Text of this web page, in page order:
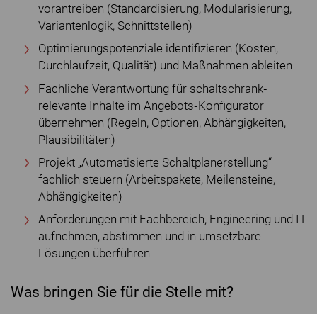
vorantreiben (Standardisierung, Modularisierung,
Variantenlogik, Schnittstellen)
Optimierungspotenziale identifizieren (Kosten,
Durchlaufzeit, Qualität) und Maßnahmen ableiten
Fachliche Verantwortung für schaltschrank‐
relevante Inhalte im Angebots‐Konfigurator
übernehmen (Regeln, Optionen, Abhängigkeiten,
Plausibilitäten)
Projekt „Automatisierte Schaltplanerstellung“
fachlich steuern (Arbeitspakete, Meilensteine,
Abhängigkeiten)
Anforderungen mit Fachbereich, Engineering und IT
aufnehmen, abstimmen und in umsetzbare
Lösungen überführen
Was bringen Sie für die Stelle mit?